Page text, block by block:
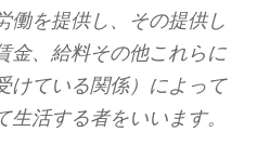
働を提供し、その提供し
金、給料その他これらに
けている関係）によって
活する者をいいます。